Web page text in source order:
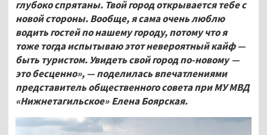
глубоко спрятаны. Твой город открывается тебе с
новой стороны. Вообще, я сама очень люблю
водить гостей по нашему городу, потому что я
тоже тогда испытываю этот невероятный кайф —
быть туристом. Увидеть свой город по-новому —
это бесценно»,—поделилась впечатлениями
представитель общественного совета при МУ МВД
«Нижнетагильское»Елена Боярская.